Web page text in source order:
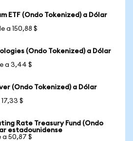
ETF (Ondo Tokenized) a Dólar
a 150,88 $
(Ondo Tokenized) a Dólar
a 3,44 $
(Ondo Tokenized) a Dólar
$
Rate Treasury Fund (Ondo
estadounidense
a 50,87 $